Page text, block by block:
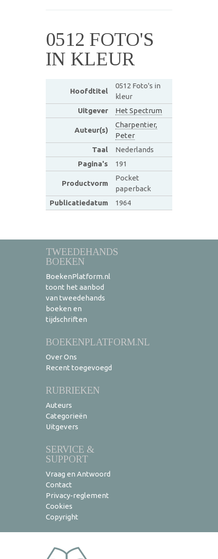
0512 FOTO'S
IN KLEUR
Hoofdtitel
0512 Foto's in
kleur
Uitgever
Het Spectrum
Auteur(s)
Charpentier,
Peter
Taal
Nederlands
Pagina's
191
Productvorm
Pocket
paperback
Publicatiedatum
1964
TWEEDEHANDS
BOEKEN
BoekenPlatform.nl
toont het aanbod
van tweedehands
boeken en
tijdschriften
BOEKENPLATFORM.NL
Over Ons
Recent toegevoegd
RUBRIEKEN
Auteurs
Categorieën
Uitgevers
SERVICE &
SUPPORT
Vraag en Antwoord
Contact
Privacy-reglement
Cookies
Copyright